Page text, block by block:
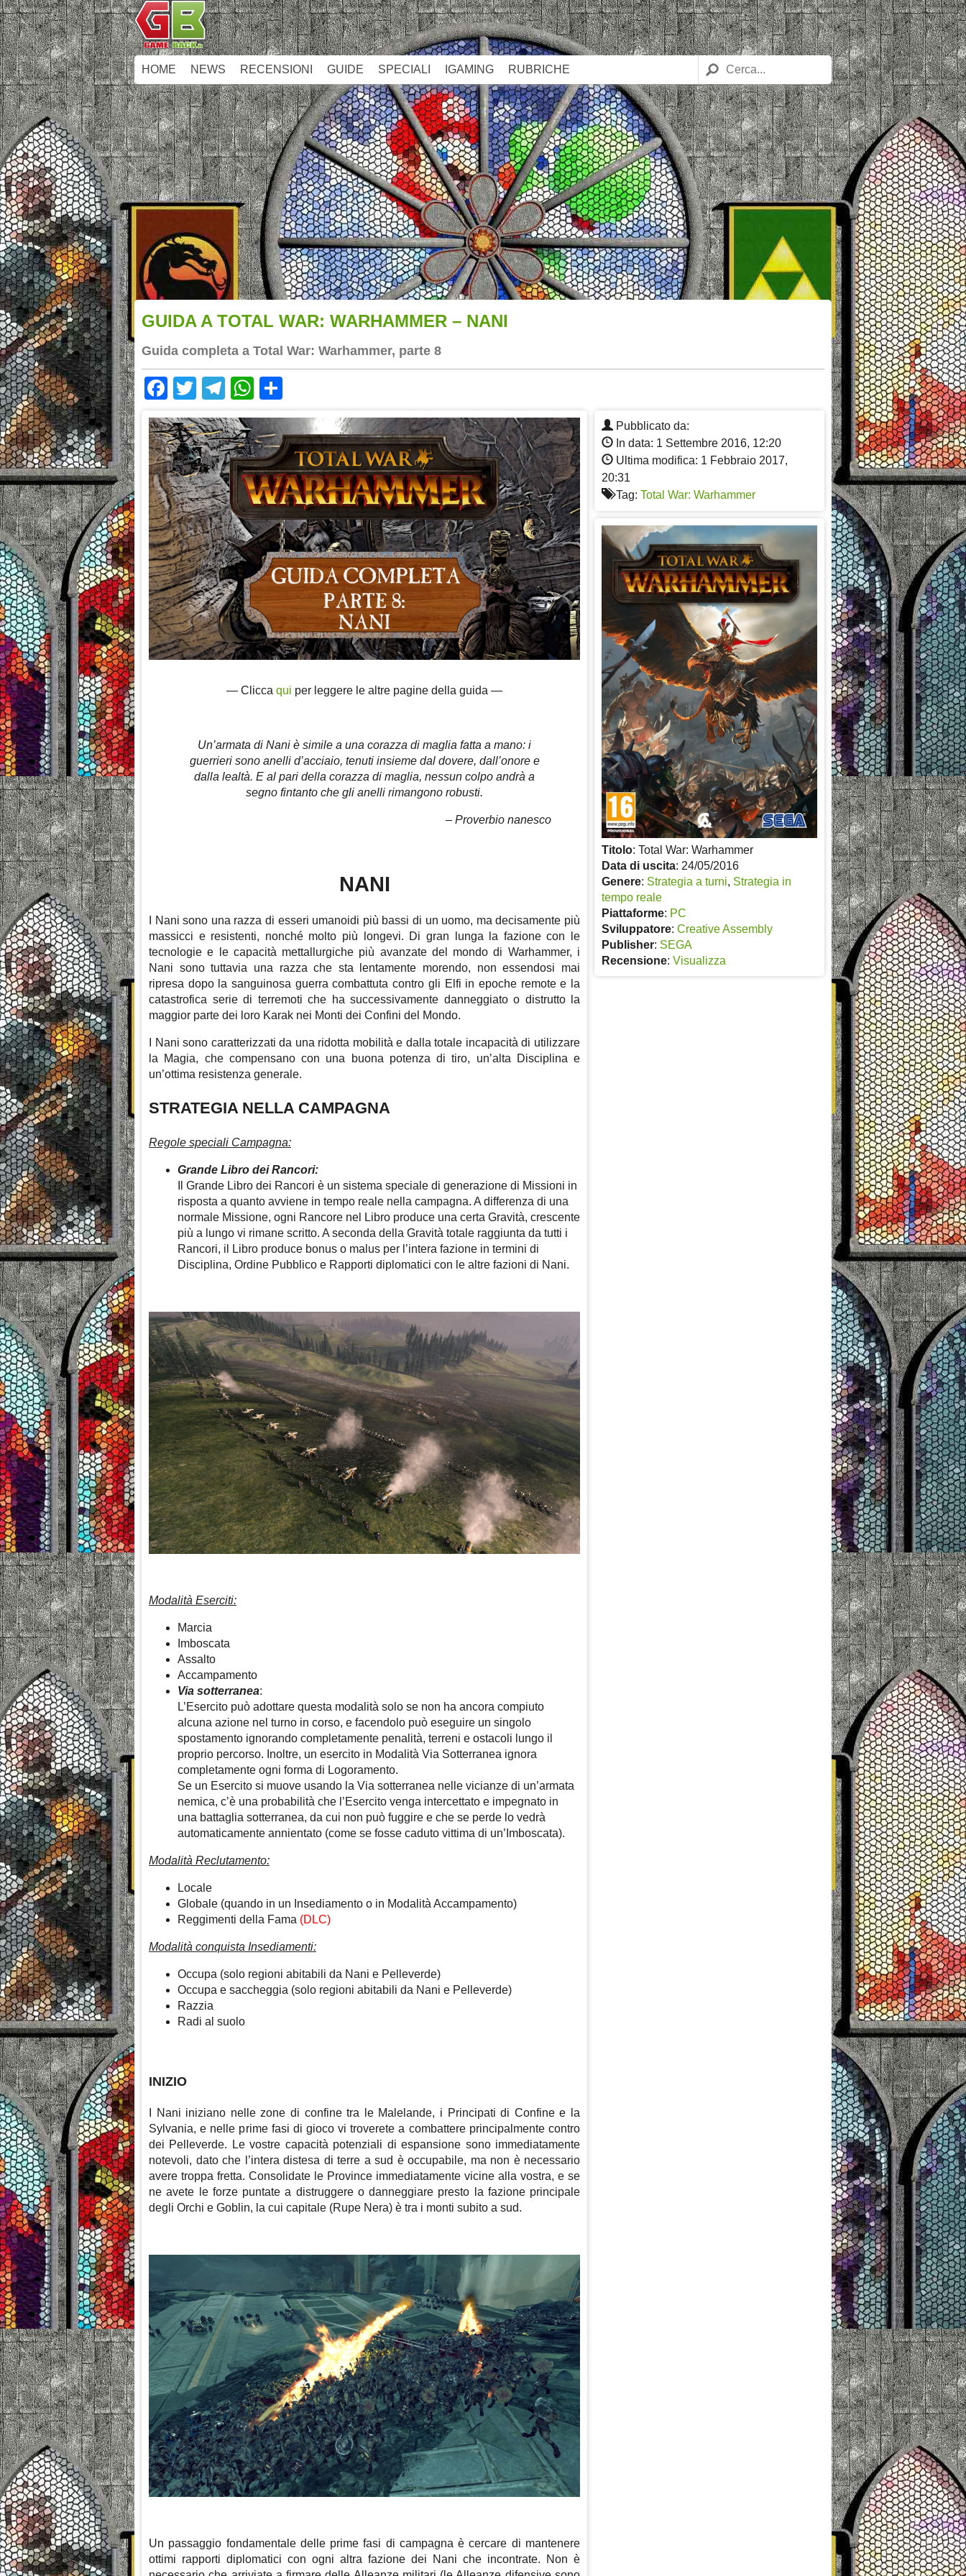
HOME NEWS RECENSIONI GUIDE SPECIALI IGAMING RUBRICHE
GUIDA A TOTAL WAR: WARHAMMER – NANI
Guida completa a Total War: Warhammer, parte 8
Facebook
TwitterTelegram
WhatsApp
Pubblicato da:
In data: 1 Settembre 2016, 12:20
Ultima modifica: 1 Febbraio 2017,
20:31
Tag: Total War: Warhammer
Titolo: Total War: Warhammer
Data di uscita: 24/05/2016
Genere: Strategia a turni, Strategia in
tempo reale
Piattaforme: PC
Sviluppatore: Creative Assembly
Publisher: SEGA
Recensione: Visualizza
— Clicca qui per leggere le altre pagine della guida —
Un’armata di Nani è simile a una corazza di maglia fatta a mano: i
guerrieri sono anelli d’acciaio, tenuti insieme dal dovere, dall’onore e
dalla lealtà. E al pari della corazza di maglia, nessun colpo andrà a
segno fintanto che gli anelli rimangono robusti.
– Proverbio nanesco
NANI
I Nani sono una razza di esseri umanoidi più bassi di un uomo, ma decisamente più
massicci e resistenti, nonché molto più longevi. Di gran lunga la fazione con le
tecnologie e le capacità mettallurgiche più avanzate del mondo di Warhammer, i
Nani sono tuttavia una razza che sta lentamente morendo, non essendosi mai
ripresa dopo la sanguinosa guerra combattuta contro gli Elfi in epoche remote e la
catastrofica serie di terremoti che ha successivamente danneggiato o distrutto la
maggior parte dei loro Karak nei Monti dei Confini del Mondo.
I Nani sono caratterizzati da una ridotta mobilità e dalla totale incapacità di utilizzare
la Magia, che compensano con una buona potenza di tiro, un’alta Disciplina e
un’ottima resistenza generale.
STRATEGIA NELLA CAMPAGNA
Regole speciali Campagna:
Grande Libro dei Rancori:
Il Grande Libro dei Rancori è un sistema speciale di generazione di Missioni in
risposta a quanto avviene in tempo reale nella campagna. A differenza di una
normale Missione, ogni Rancore nel Libro produce una certa Gravità, crescente
più a lungo vi rimane scritto. A seconda della Gravità totale raggiunta da tutti i
Rancori, il Libro produce bonus o malus per l’intera fazione in termini di
Disciplina, Ordine Pubblico e Rapporti diplomatici con le altre fazioni di Nani.
Modalità Eserciti:
Marcia
Imboscata
Assalto
Accampamento
Via sotterranea:
L’Esercito può adottare questa modalità solo se non ha ancora compiuto
alcuna azione nel turno in corso, e facendolo può eseguire un singolo
spostamento ignorando completamente penalità, terreni e ostacoli lungo il
proprio percorso. Inoltre, un esercito in Modalità Via Sotterranea ignora
completamente ogni forma di Logoramento.
Se un Esercito si muove usando la Via sotterranea nelle vicianze di un’armata
nemica, c’è una probabilità che l’Esercito venga intercettato e impegnato in
una battaglia sotterranea, da cui non può fuggire e che se perde lo vedrà
automaticamente annientato (come se fosse caduto vittima di un’Imboscata).
Modalità Reclutamento:
Locale
Globale (quando in un Insediamento o in Modalità Accampamento)
Reggimenti della Fama (DLC)
Modalità conquista Insediamenti:
Occupa (solo regioni abitabili da Nani e Pelleverde)
Occupa e saccheggia (solo regioni abitabili da Nani e Pelleverde)
Razzia
Radi al suolo
INIZIO
I Nani iniziano nelle zone di confine tra le Malelande, i Principati di Confine e la
Sylvania, e nelle prime fasi di gioco vi troverete a combattere principalmente contro
dei Pelleverde. Le vostre capacità potenziali di espansione sono immediatamente
notevoli, dato che l’intera distesa di terre a sud è occupabile, ma non è necessario
avere troppa fretta. Consolidate le Province immediatamente vicine alla vostra, e se
ne avete le forze puntate a distruggere o danneggiare presto la fazione principale
degli Orchi e Goblin, la cui capitale (Rupe Nera) è tra i monti subito a sud.
Un passaggio fondamentale delle prime fasi di campagna è cercare di mantenere
ottimi rapporti diplomatici con ogni altra fazione dei Nani che incontrate. Non è